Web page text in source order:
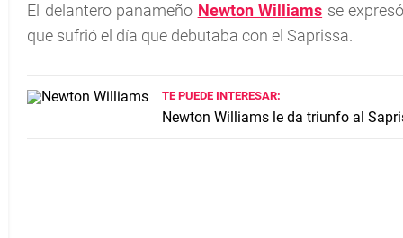
El delantero panameño Newton Williams se
que sufrió el día que debutaba con el Saprissa.
TE PUEDE INTERESAR:
Newton Williams le da triunfo al